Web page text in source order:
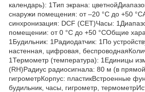
календарь): 1Тип экрана:
снаружи помещения: от –20 °C до +50
синхронизация: DCF (CET)Часы:
помещении: от 0 °C до +50 °CОбщие
1Будильник: 1Радиодатчик: 1По
настенная, цифровая,
1Термометр (температура): 1Единицы
(RH)Радиус радиосигнала: 80 м (в
гигрометрКорпус: пластикВстроенные
будильник, часы, гигрометр,